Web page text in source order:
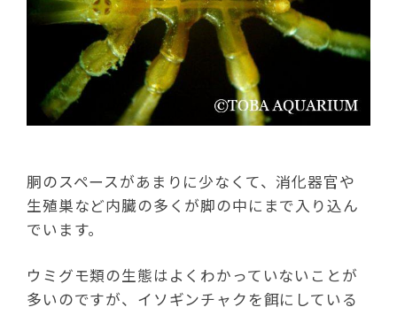
胴のスペースがあまりに少なくて、消化器官や
生殖巣など内臓の多くが脚の中にまで入り込ん
でいます。
ウミグモ類の生態はよくわかっていないことが
多いのですが、イソギンチャクを餌にしている